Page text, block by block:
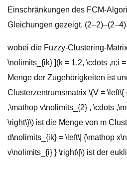
Einschränkungen des FCM-
Gleichungen gezeigt. (2–2)–(2–4).
wobei die Fuzzy-Clustering-
\nolimits_{ik} ](k = 1,2, \cdots ,n;i
Menge der Zugehörigkeiten ist
Clusterzentrumsmatrix \(V =
,\mathop v\nolimits_{2} , \cdots
\right\}\) ist die Menge von m
d\nolimits_{ik} = \left\| {\mathop
v\nolimits_{i} } \right\|\) ist der